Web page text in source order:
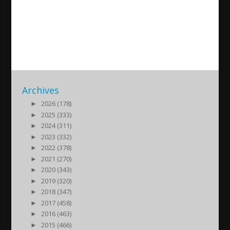
Archives
►
2026 (178)
►
2025 (333)
►
2024 (311)
►
2023 (332)
►
2022 (378)
►
2021 (270)
►
2020 (343)
►
2019 (320)
►
2018 (347)
►
2017 (458)
►
2016 (463)
►
2015 (466)